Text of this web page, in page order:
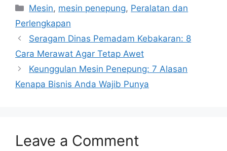
Categories
Mesin, mesin penepung, Peralatan dan
Perlengkapan
Seragam Dinas Pemadam Kebakaran: 8
Cara Merawat Agar Tetap Awet
Keunggulan Mesin Penepung: 7 Alasan
Kenapa Bisnis Anda Wajib Punya
Leave a Comment